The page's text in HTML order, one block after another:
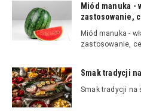
Miód manuka -
zastosowanie,
Miód manuka -
zastosowanie,
Smak tradycji
Smak tradycji na